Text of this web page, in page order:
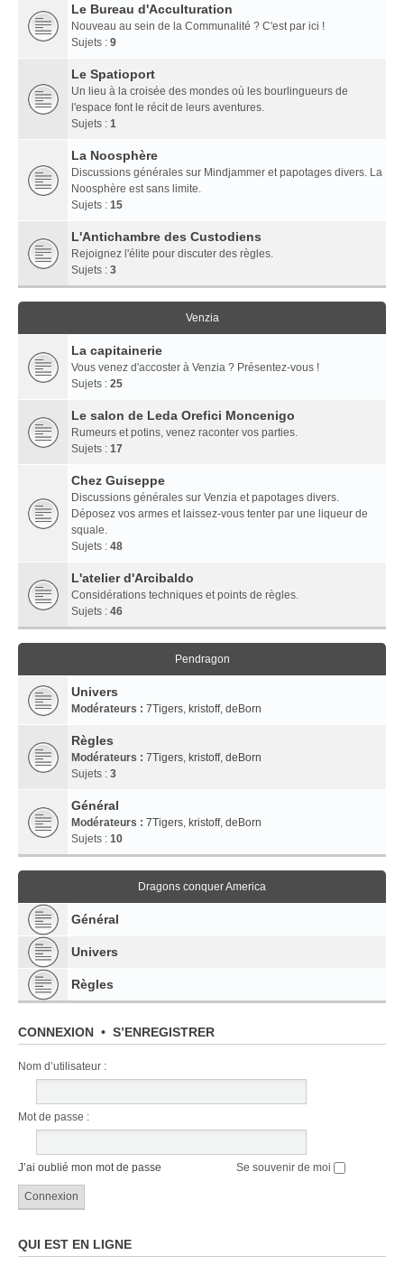
Le Bureau d'Acculturation
Nouveau au sein de la Communalité ? C'est par ici !
Sujets : 9
Le Spatioport
Un lieu à la croisée des mondes où les bourlingueurs de
l'espace font le récit de leurs aventures.
Sujets : 1
La Noosphère
Discussions générales sur Mindjammer et papotages divers. La
Noosphère est sans limite.
Sujets : 15
L'Antichambre des Custodiens
Rejoignez l'élite pour discuter des règles.
Sujets : 3
Venzia
La capitainerie
Vous venez d'accoster à Venzia ? Présentez-vous !
Sujets : 25
Le salon de Leda Orefici Moncenigo
Rumeurs et potins, venez raconter vos parties.
Sujets : 17
Chez Guiseppe
Discussions générales sur Venzia et papotages divers.
Déposez vos armes et laissez-vous tenter par une liqueur de
squale.
Sujets : 48
L'atelier d'Arcibaldo
Considérations techniques et points de règles.
Sujets : 46
Pendragon
Univers
Modérateurs : 7Tigers, kristoff, deBorn
Règles
Modérateurs : 7Tigers, kristoff, deBorn
Sujets : 3
Général
Modérateurs : 7Tigers, kristoff, deBorn
Sujets : 10
Dragons conquer America
Général
Univers
Règles
CONNEXION • S’ENREGISTRER
Nom d’utilisateur :
Mot de passe :
J’ai oublié mon mot de passe Se souvenir de moi
QUI EST EN LIGNE